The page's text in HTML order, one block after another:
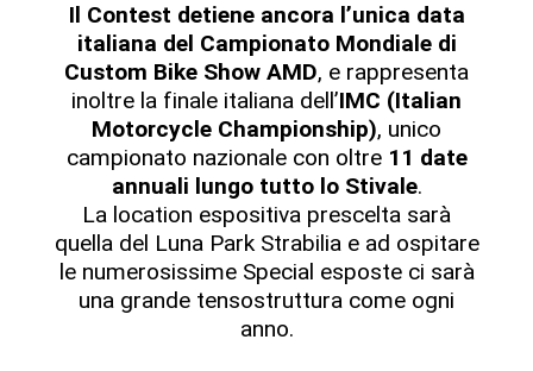
Il Contest detiene ancora l’unica data
italiana del Campionato Mondiale di
Custom Bike Show AMD, e rappresenta
inoltre la finale italiana dell’IMC (Italian
Motorcycle Championship), unico
campionato nazionale con oltre 11 date
annuali lungo tutto lo Stivale.
La location espositiva prescelta sarà
quella del Luna Park Strabilia e ad ospitare
le numerosissime Special esposte ci sarà
una grande tensostruttura come ogni
anno.